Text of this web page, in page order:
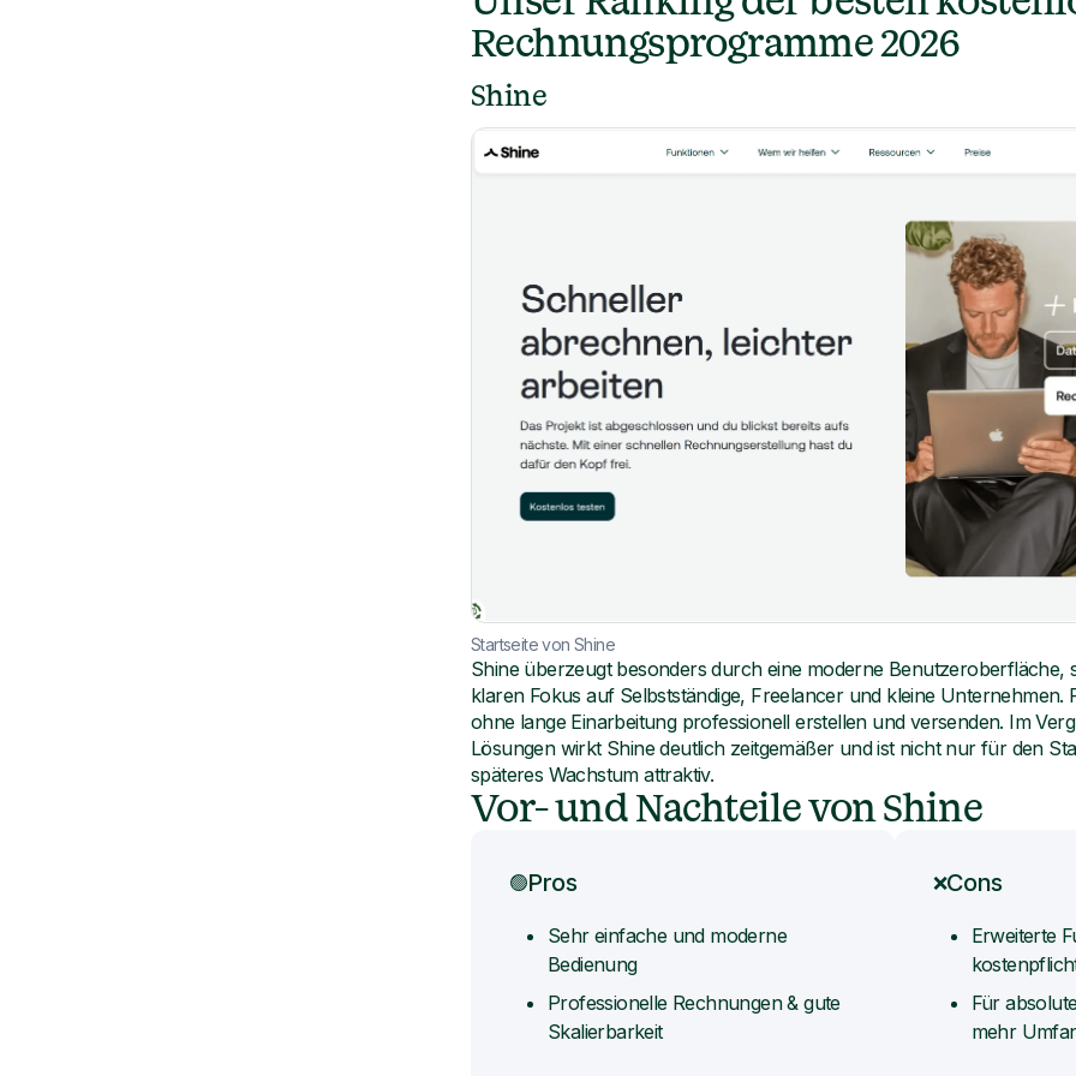
Rechnungsprogramme 2026
Shine
Startseite von Shine
Shine überzeugt besonders durch eine moderne Benutzeroberfläche,
klaren Fokus auf Selbstständige, Freelancer und kleine Unternehmen.
ohne lange Einarbeitung professionell erstellen und versenden. Im
Lösungen wirkt Shine deutlich zeitgemäßer und ist nicht nur für den
späteres Wachstum attraktiv.
Vor- und Nachteile von Shine
🟢Pros
Sehr einfache und moderne
Bedienung
Professionelle Rechnungen & gute
Skalierbarkeit
❌Cons
Erweiterte
Für
mehr